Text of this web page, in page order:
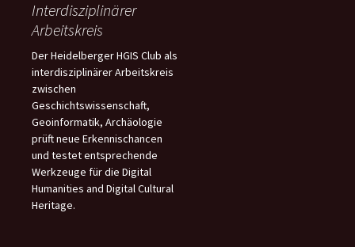
Interdisziplinärer
Arbeitskreis
Der Heidelberger HGIS Club als
interdisziplinärer Arbeitskreis
zwischen
Geschichtswissenschaft,
Geoinformatik, Archäologie
prüft neue Erkennischancen
und testet entsprechende
Werkzeuge für die Digital
Humanities and Digital Cultural
Heritage.